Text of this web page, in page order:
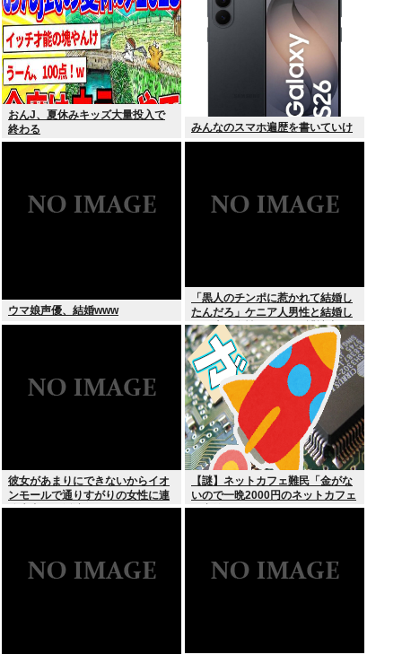
おんJ、夏休みキッズ大量投入で
終わる
みんなのスマホ遍歴を書いていけ
ウマ娘声優、結婚www
「黒人のチンポに惹かれて結婚し
たんだろ」ケニア人男性と結婚し
た日本人女性（31）に”誹謗中
傷”殺到
彼女があまりにできないからイオ
ンモールで通りすがりの女性に連
絡先書いた紙渡すよ
【謎】ネットカフェ難民「金がな
いので一晩2000円のネットカフェ
に寝泊まりしてます…」←これ